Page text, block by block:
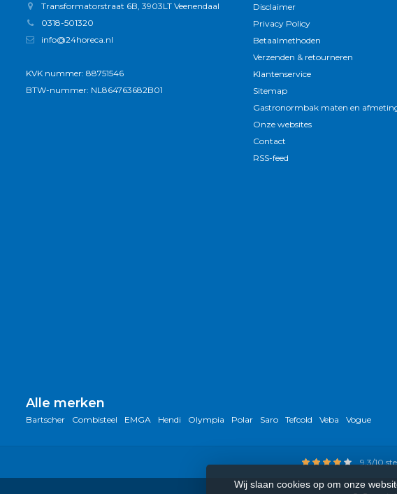
Transformatorstraat 6B, 3903LT Veenendaal
0318-501320
info@24horeca.nl
KVK nummer: 88751546
BTW-nummer: NL864763682B01
Disclaimer
Privacy Policy
Betaalmethoden
Verzenden & retourneren
Klantenservice
Sitemap
Gastronormbak maten en
Onze websites
Contact
RSS-feed
Alle merken
Bartscher Combisteel EMGA Hendi Olympia Polar Saro Tefcold Veba Vogue
9,3/10
Wij slaan cookies op om onze